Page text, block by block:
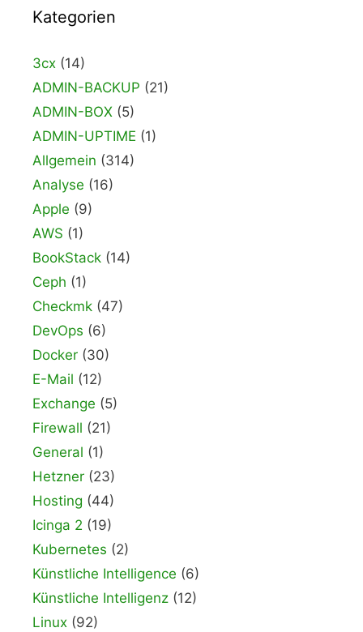
Kategorien
3cx (14)
ADMIN-BACKUP (21)
ADMIN-BOX (5)
ADMIN-UPTIME (1)
Allgemein (314)
Analyse (16)
Apple (9)
AWS (1)
BookStack (14)
Ceph (1)
Checkmk (47)
DevOps (6)
Docker (30)
E-Mail (12)
Exchange (5)
Firewall (21)
General (1)
Hetzner (23)
Hosting (44)
Icinga 2 (19)
Kubernetes (2)
Künstliche Intelligence (6)
Künstliche Intelligenz (12)
Linux (92)